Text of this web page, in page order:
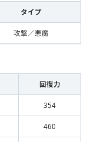
タイプ
攻撃／悪魔
回復力
354
460